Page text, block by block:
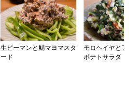
生ピーマンと鯖マヨマスタ
ード
モロヘイヤと
ポテトサラダ